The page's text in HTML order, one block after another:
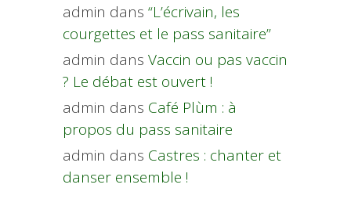
admin dans “L’écrivain, les
courgettes et le pass sanitaire”
admin dans Vaccin ou pas vaccin
? Le débat est ouvert !
admin dans Café Plùm : à
propos du pass sanitaire
admin dans Castres : chanter et
danser ensemble !